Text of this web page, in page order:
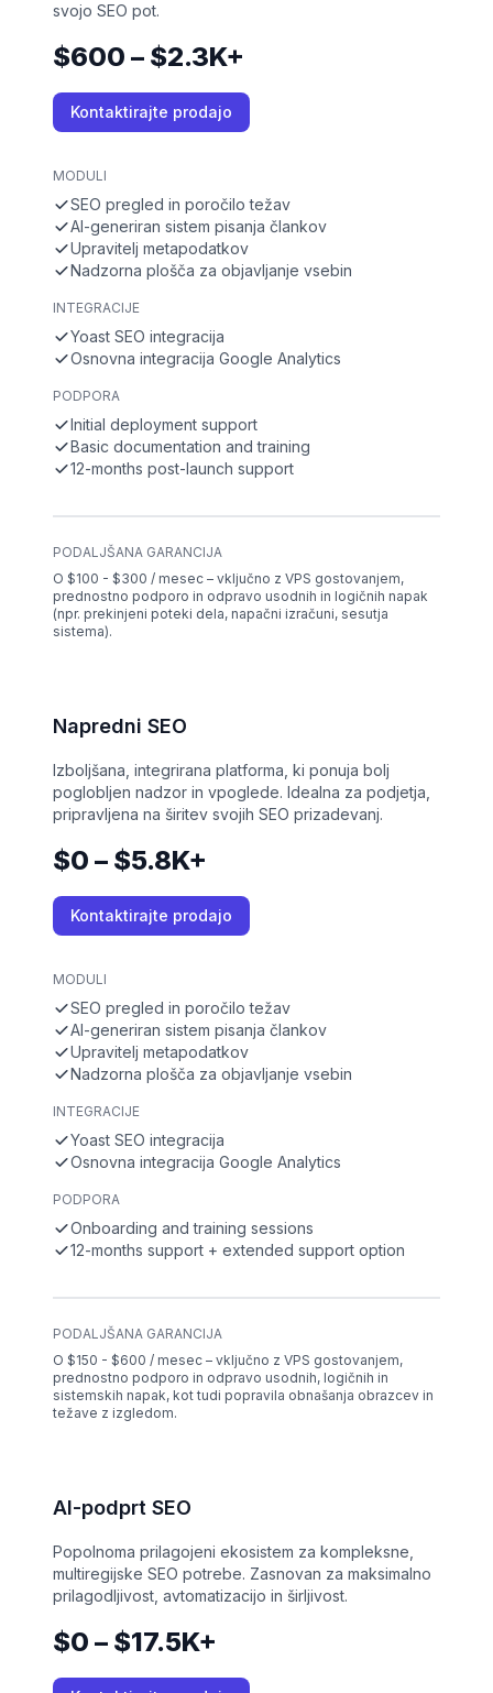
svojo SEO pot.
$600 – $2.3K+
Kontaktirajte prodajo
MODULI
SEO pregled in poročilo težav
AI-generiran sistem pisanja člankov
Upravitelj metapodatkov
Nadzorna plošča za objavljanje vsebin
INTEGRACIJE
Yoast SEO integracija
Osnovna integracija Google Analytics
PODPORA
Initial deployment support
Basic documentation and training
12-months post-launch support
PODALJŠANA GARANCIJA
O $100 - $300 / mesec – vključno z VPS gostovanjem,
prednostno podporo in odpravo usodnih in logičnih napak
(npr. prekinjeni poteki dela, napačni izračuni, sesutja
sistema).
Napredni SEO
Izboljšana, integrirana platforma, ki ponuja bolj
poglobljen nadzor in vpoglede. Idealna za podjetja,
pripravljena na širitev svojih SEO prizadevanj.
$0 – $5.8K+
Kontaktirajte prodajo
MODULI
SEO pregled in poročilo težav
AI-generiran sistem pisanja člankov
Upravitelj metapodatkov
Nadzorna plošča za objavljanje vsebin
INTEGRACIJE
Yoast SEO integracija
Osnovna integracija Google Analytics
PODPORA
Onboarding and training sessions
12-months support + extended support option
PODALJŠANA GARANCIJA
O $150 - $600 / mesec – vključno z VPS gostovanjem,
prednostno podporo in odpravo usodnih, logičnih in
sistemskih napak, kot tudi popravila obnašanja obrazcev in
težave z izgledom.
AI-podprt SEO
Popolnoma prilagojeni ekosistem za kompleksne,
multiregijske SEO potrebe. Zasnovan za maksimalno
prilagodljivost, avtomatizacijo in širljivost.
$0 – $17.5K+